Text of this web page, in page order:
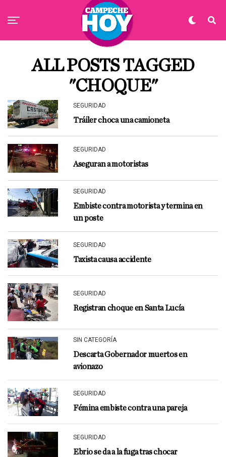
ALL POSTS TAGGED
"CHOQUE"
SEGURIDAD
Tráiler choca una camioneta
SEGURIDAD
Aseguran a motoristas
SEGURIDAD
Embiste contra motorista y termina en
un poste
SEGURIDAD
Taxista causa accidente
SEGURIDAD
Registran choque en Santa Lucía
SIN CATEGORÍA
Descarta Gobernador muertos en
avionazo
SEGURIDAD
Fémina embiste contra una pareja
SEGURIDAD
Ebrio se da a la fuga tras chocar